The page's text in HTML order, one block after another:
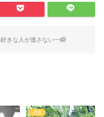
きな人が逃さない一瞬
恋愛